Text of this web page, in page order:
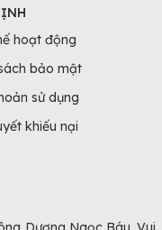
hoạt động
bảo mật
sử dụng
khiếu nại